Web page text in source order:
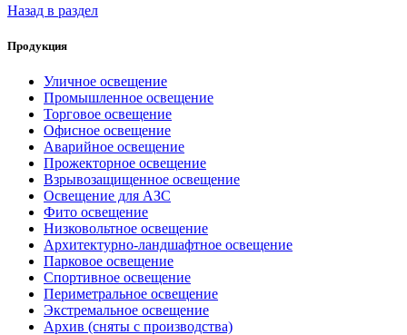
Назад в раздел
Продукция
Уличное освещение
Промышленное освещение
Торговое освещение
Офисное освещение
Аварийное освещение
Прожекторное освещение
Взрывозащищенное освещение
Освещение для АЗС
Фито освещение
Низковольтное освещение
Архитектурно-ландшафтное освещение
Парковое освещение
Спортивное освещение
Периметральное освещение
Экстремальное освещение
Архив (сняты с производства)